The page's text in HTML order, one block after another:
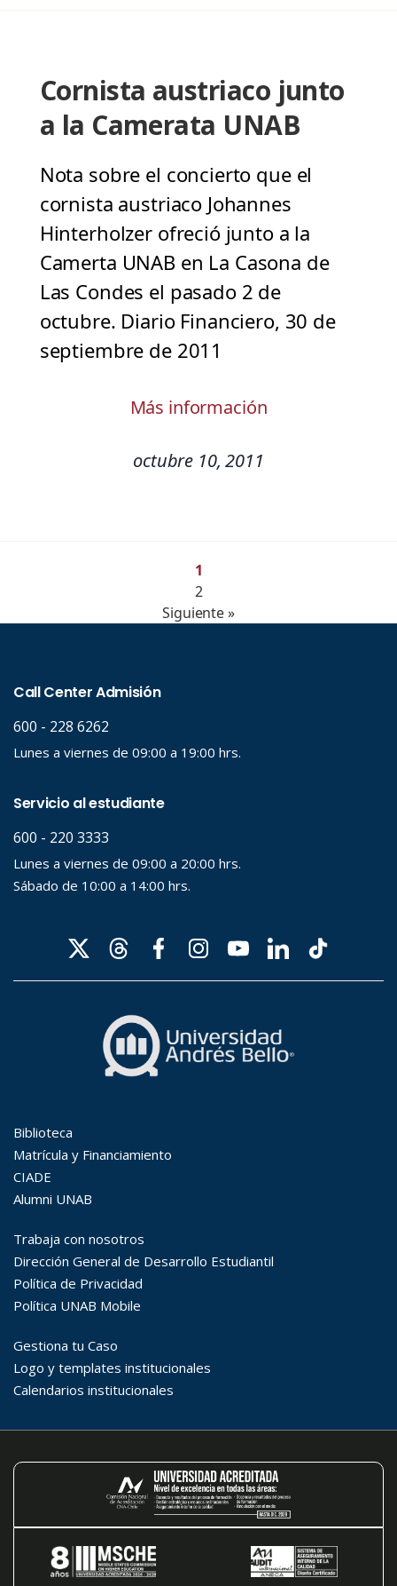
Cornista austriaco junto
a la Camerata UNAB
Nota sobre el concierto que el
cornista austriaco Johannes
Hinterholzer ofreció junto a la
Camerta UNAB en La Casona de
Las Condes el pasado 2 de
octubre. Diario Financiero, 30 de
septiembre de 2011
Más información
octubre 10, 2011
1
2
Siguiente »